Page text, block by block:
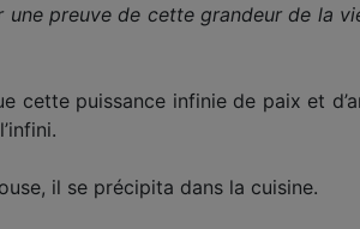
preuve de cette grandeur de la
cette puissance infinie de paix et
il se précipita dans la cuisine.